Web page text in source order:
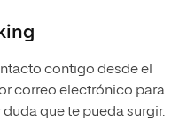
contigo desde el
correo electrónico para
que te pueda surgir.